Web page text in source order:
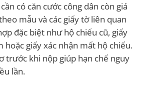
có căn cước công dân còn giá
mẫu và các giấy tờ liên quan
đặc biệt như hộ chiếu cũ, giấy
hoặc giấy xác nhận mất hộ chiếu.
trước khi nộp giúp hạn chế nguy
lần.